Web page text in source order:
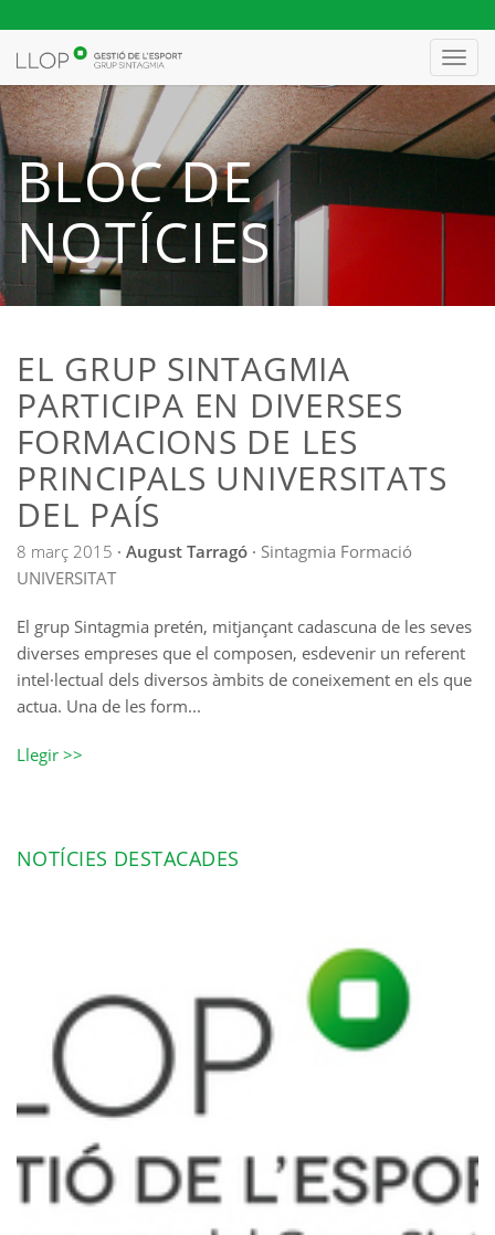
BLOC DE
NOTÍCIES
EL GRUP SINTAGMIA
PARTICIPA EN DIVERSES
FORMACIONS DE LES
PRINCIPALS UNIVERSITATS
DEL PAÍS
8 març 2015 · August Tarragó · Sintagmia Formació
UNIVERSITAT
El grup Sintagmia pretén, mitjançant cadascuna de les seves
diverses empreses que el composen, esdevenir un referent
intel·lectual dels diversos àmbits de coneixement en els que
actua. Una de les form...
Llegir >>
NOTÍCIES DESTACADES